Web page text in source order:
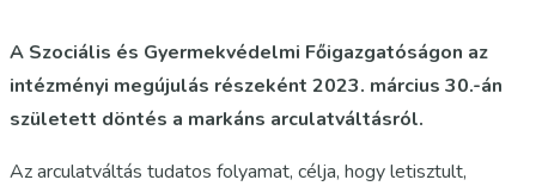
A Szociális és Gyermekvédelmi Főigazgatóságon az
intézményi megújulás részeként 2023. március 30.-án
született döntés a markáns arculatváltásról.
Az arculatváltás tudatos folyamat, célja, hogy letisztult,